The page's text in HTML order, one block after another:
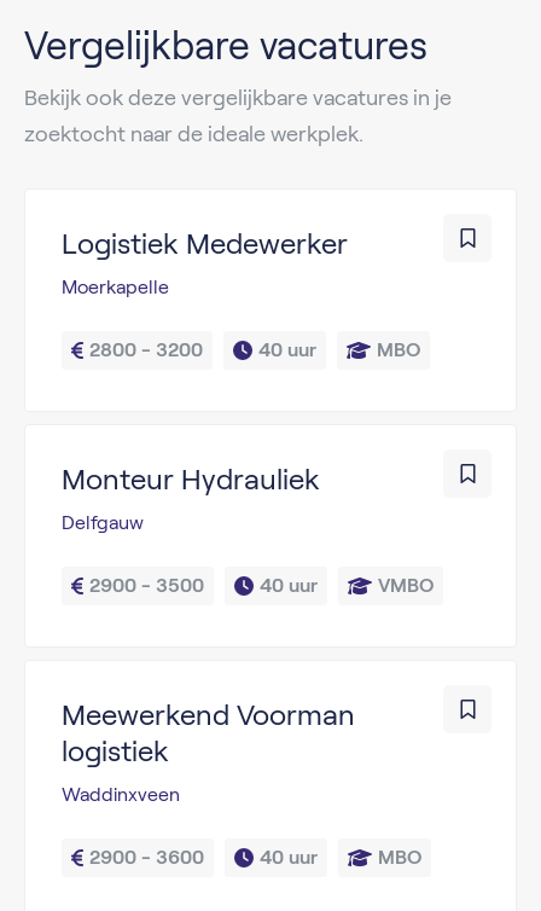
Vergelijkbare vacatures
Bekijk ook deze vergelijkbare vacatures in je
zoektocht naar de ideale werkplek.
Logistiek Medewerker
Moerkapelle
2800 - 3200 40 uur MBO
Monteur Hydrauliek
Delfgauw
2900 - 3500 40 uur VMBO
Meewerkend Voorman
logistiek
Waddinxveen
2900 - 3600 40 uur MBO